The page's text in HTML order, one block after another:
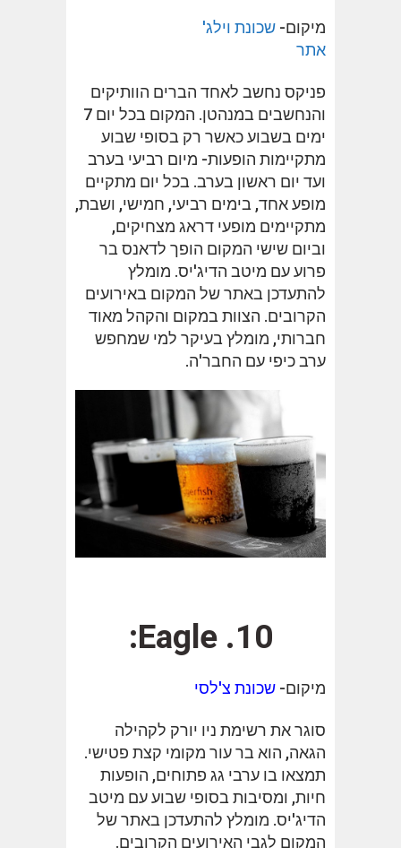
מיקום- שכונת וילג'
אתר
פניקס נחשב לאחד הברים הוותיקים
והנחשבים במנהטן. המקום בכל יום 7
ימים בשבוע כאשר רק בסופי שבוע
מתקיימות הופעות- מיום רביעי בערב
ועד יום ראשון בערב. בכל יום מתקיים
מופע אחד, בימים רביעי, חמישי, ושבת,
מתקיימים מופעי דראג מצחיקים,
וביום שישי המקום הופך לדאנס בר
פרוע עם מיטב הדיג'יס. מומלץ
להתעדכן באתר של המקום באירועים
הקרובים. הצוות במקום והקהל מאוד
חברותי, מומלץ בעיקר למי שמחפש
ערב כיפי עם החבר'ה.
10. Eagle:
מיקום- שכונת צ'לסי
סוגר את רשימת ניו יורק לקהילה
הגאה, הוא בר עור מקומי קצת פטישי.
תמצאו בו ערבי גג פתוחים, הופעות
חיות, ומסיבות בסופי שבוע עם מיטב
הדיג'יס. מומלץ להתעדכן באתר של
המקום לגבי האירועים הקרובים.